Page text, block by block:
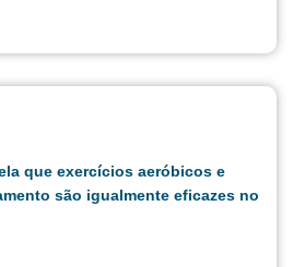
que exercícios aeróbicos e
são igualmente eficazes no